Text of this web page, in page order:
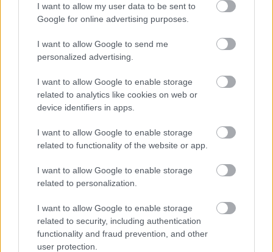
I want to allow my user data to be sent to
Google for online advertising purposes.
I want to allow Google to send me
personalized advertising.
I want to allow Google to enable storage
related to analytics like cookies on web or
device identifiers in apps.
I want to allow Google to enable storage
related to functionality of the website or app.
I want to allow Google to enable storage
related to personalization.
I want to allow Google to enable storage
related to security, including authentication
functionality and fraud prevention, and other
user protection.
Den store skitesten 2023 – Felleski
HEDDA WESTBY 15.10.2023
Årets store skitest er endelig her! Langrenn.com har testet både
som er best egnet for deg. I denne artikkelen vil du få mer
informasjon om felleski av en rekke kjente skileverandører.